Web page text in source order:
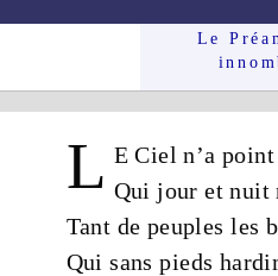
Le
L ECiel n’a
Quijour etnuit
Tant de peuples les
Qui sanspieds